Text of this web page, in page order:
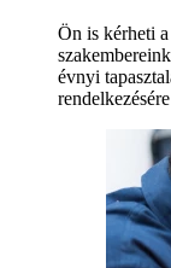
Ön is kérheti
évnyi